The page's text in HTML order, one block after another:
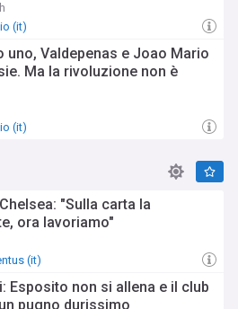
(it)
uno, Valdepenas e Joao Mario
Ma la rivoluzione non è
(it)
"Sulla carta la
ora lavoriamo"
(it)
Esposito non si allena e il club
pugno durissimo